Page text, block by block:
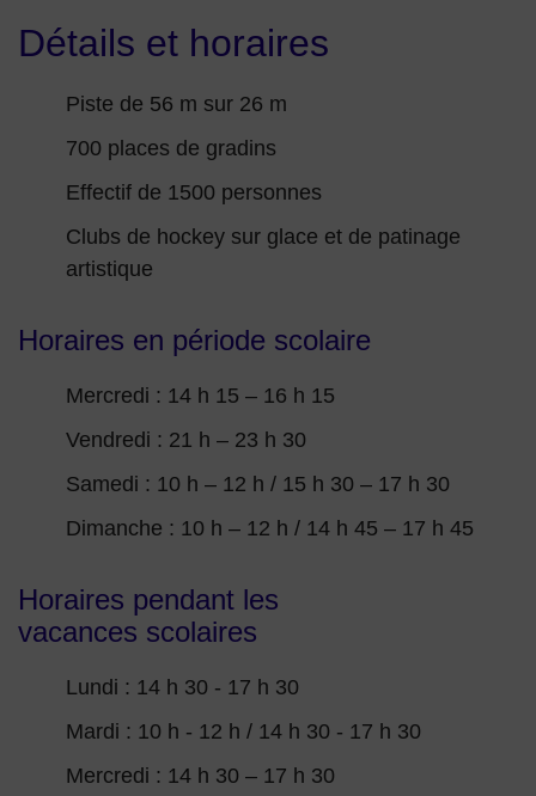
Détails et horaires
Piste de 56 m sur 26 m
700 places de gradins
Effectif de 1500 personnes
Clubs de hockey sur glace et de patinage
artistique
Horaires en période scolaire
Mercredi : 14 h 15 – 16 h 15
Vendredi : 21 h – 23 h 30
Samedi : 10 h – 12 h / 15 h 30 – 17 h 30
Dimanche : 10 h – 12 h / 14 h 45 – 17 h 45
Horaires pendant les
vacances scolaires
Lundi : 14 h 30 - 17 h 30
Mardi : 10 h - 12 h / 14 h 30 - 17 h 30
Mercredi : 14 h 30 – 17 h 30